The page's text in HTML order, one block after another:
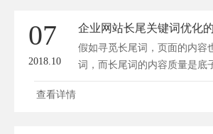
07
2018.10
企业网站长尾关键词优化
假如寻觅长尾词，页面的内容
词，而长尾词的内容质量是底
内...
查看详情